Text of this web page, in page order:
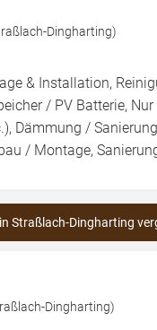
Dingharting)
& Installation,
/ PV Batterie,
Dämmung /
/ Montage,
Straßlach-Dingharting
Dingharting)